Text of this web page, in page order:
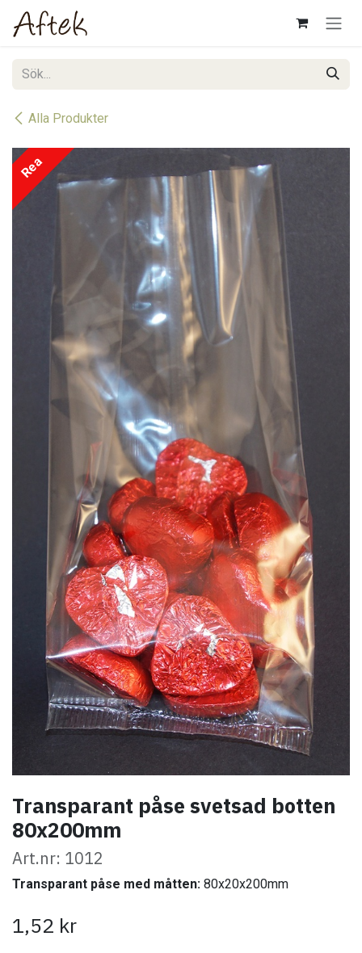
Hoppa till innehåll
Alla Produkter
Rea
Transparant påse svetsad botten
80x200mm
Art.nr: 1012
Transparant påse med måtten: 80x20x200mm
1,52 kr